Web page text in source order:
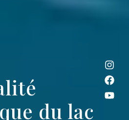
du lac